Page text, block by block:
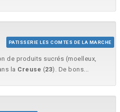
PATISSERIE LES COMTES DE LA MARCHE
de produits sucrés (moelleux,
la Creuse (23). De bons...